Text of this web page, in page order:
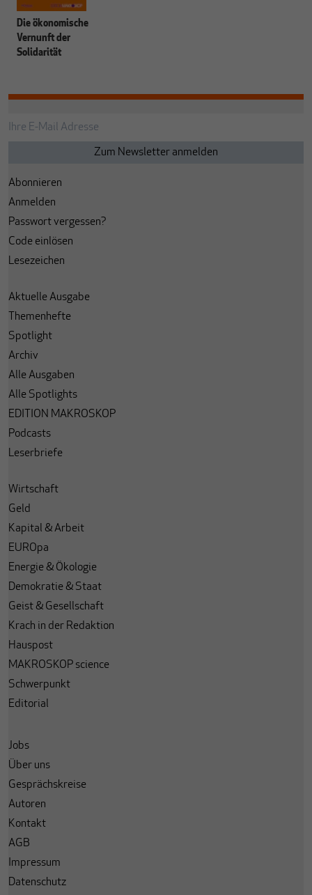
Die ökonomische
Vernunft der
Solidarität
Abonnieren
Anmelden
Passwort vergessen?
Code einlösen
Lesezeichen
Aktuelle Ausgabe
Themenhefte
Spotlight
Archiv
Alle Ausgaben
Alle Spotlights
EDITION MAKROSKOP
Podcasts
Leserbriefe
Wirtschaft
Geld
Kapital & Arbeit
EUROpa
Energie & Ökologie
Demokratie & Staat
Geist & Gesellschaft
Krach in der Redaktion
Hauspost
MAKROSKOP science
Schwerpunkt
Editorial
Jobs
Über uns
Gesprächskreise
Autoren
Kontakt
AGB
Impressum
Datenschutz